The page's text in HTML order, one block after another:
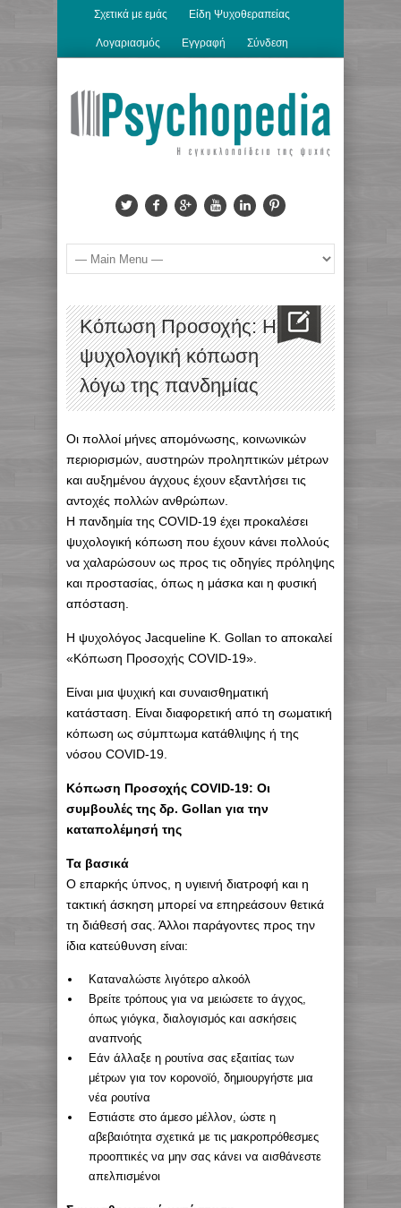
Σχετικά με εμάς Είδη Ψυχοθεραπείας
Λογαριασμός Εγγραφή Σύνδεση
Κόπωση Προσοχής: H
ψυχολογική κόπωση
λόγω της πανδημίας
Οι πολλοί μήνες απομόνωσης, κοινωνικών
περιορισμών, αυστηρών προληπτικών μέτρων
και αυξημένου άγχους έχουν εξαντλήσει τις
αντοχές πολλών ανθρώπων.
Η πανδημία της COVID-19 έχει προκαλέσει
ψυχολογική κόπωση που έχουν κάνει πολλούς
να χαλαρώσουν ως προς τις οδηγίες πρόληψης
και προστασίας, όπως η μάσκα και η φυσική
απόσταση.
Η ψυχολόγος Jacqueline K. Gollan το αποκαλεί
«Κόπωση Προσοχής COVID-19».
Είναι μια ψυχική και συναισθηματική
κατάσταση. Είναι διαφορετική από τη σωματική
κόπωση ως σύμπτωμα κατάθλιψης ή της
νόσου COVID-19.
Κόπωση Προσοχής COVID-19: Οι
συμβουλές της δρ. Gollan για την
καταπολέμησή της
Τα βασικά
Ο επαρκής ύπνος, η υγιεινή διατροφή και η
τακτική άσκηση μπορεί να επηρεάσουν θετικά
τη διάθεσή σας. Άλλοι παράγοντες προς την
ίδια κατεύθυνση είναι:
Καταναλώστε λιγότερο αλκοόλ
Βρείτε τρόπους για να μειώσετε το άγχος,
όπως γιόγκα, διαλογισμός και ασκήσεις
αναπνοής
Εάν άλλαξε η ρουτίνα σας εξαιτίας των
μέτρων για τον κορονοϊό, δημιουργήστε μια
νέα ρουτίνα
Εστιάστε στο άμεσο μέλλον, ώστε η
αβεβαιότητα σχετικά με τις μακροπρόθεσμες
προοπτικές να μην σας κάνει να αισθάνεστε
απελπισμένοι